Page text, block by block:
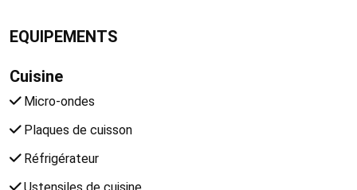
EQUIPEMENTS
Cuisine
Micro-ondes
Plaques de cuisson
Réfrigérateur
Ustensiles de cuisine